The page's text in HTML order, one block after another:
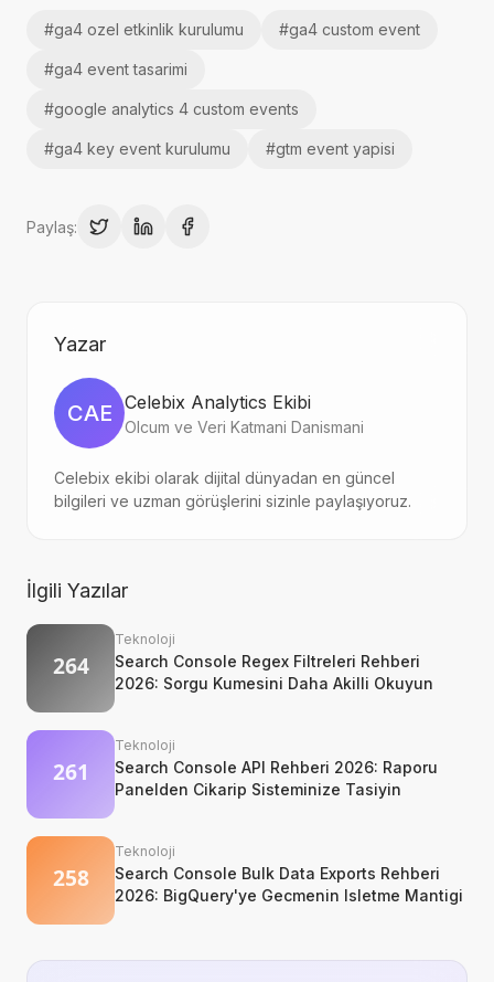
#ga4 ozel etkinlik kurulumu #ga4 custom event
#ga4 event tasarimi
#google analytics 4 custom events
#ga4 key event kurulumu #gtm event yapisi
Paylaş:
Yazar
CAE Celebix Analytics Ekibi
Olcum ve Veri Katmani Danismani
Celebix ekibi olarak dijital dünyadan en güncel
bilgileri ve uzman görüşlerini sizinle paylaşıyoruz.
İlgili Yazılar
Teknoloji
Search Console Regex Filtreleri Rehberi
2026: Sorgu Kumesini Daha Akilli Okuyun
Teknoloji
Search Console API Rehberi 2026: Raporu
Panelden Cikarip Sisteminize Tasiyin
Teknoloji
Search Console Bulk Data Exports Rehberi
2026: BigQuery'ye Gecmenin Isletme Mantigi